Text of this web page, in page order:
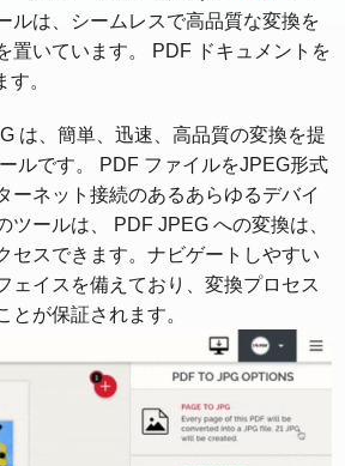
ルは、シームレスで高品質な変換を
置いています。 PDF ドキュメントを
。
は、簡単、迅速、高品質の変換を提
ルです。 PDF ファイルをJPEG形式
ーネット接続のあるあらゆるデバイ
ツールは、 PDF JPEG への変換は、
セスできます。ナビゲートしやすい
ェイスを備えており、変換プロセス
とが保証されます。